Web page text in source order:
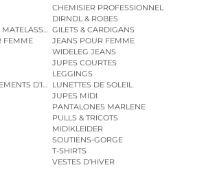
CHEMISIER PROFESSIONNEL
DIRNDL & ROBES
GILETS & CARDIGANS
FEMME
JEANS POUR FEMME
WIDELEG JEANS
JUPES COURTES
LEGGINGS
D’INTÉRIEUR
LUNETTES DE SOLEIL
JUPES MIDI
PANTALONES MARLENE
PULLS & TRICOTS
MIDIKLEIDER
SOUTIENS-GORGE
T-SHIRTS
VESTES D’HIVER